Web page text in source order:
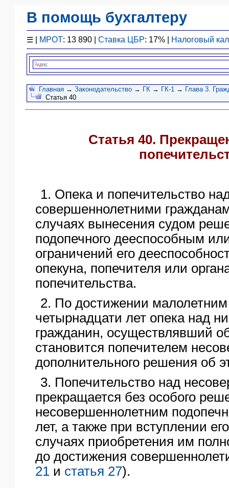
В помощь бухгалтеру
☰ МРОТ: 13 890 | Ставка ЦБР: 17% | Налоговый
Законодательство
F1 - Отчетность
План счетов
Справочник
Упрощенка
Договоры
Главная → Законодательство → ГК → ГК-1 → Глава 3.
Статья 40
Статья 40.
1. Опека и попечительство
совершеннолетними
случаях вынесения судом
подопечного дееспособным
ограничений его
опекуна, попечителя или
попечительства.
2. По достижении
четырнадцати лет опека над
гражданин, осуществлявший
становится попечителем
дополнительного решения об
3. Попечительство над
прекращается без особого
несовершеннолетним
лет, а также при вступлении
случаях приобретения им
до достижения
21 и статья 27).